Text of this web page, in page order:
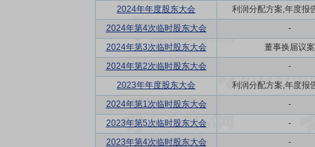
2024年年度股东大会
利润分配方案,年度报
2024年第4次临时股东大会
-
2024年第3次临时股东大会
董事换届议案
2024年第2次临时股东大会
-
2023年年度股东大会
利润分配方案,年度报
2024年第1次临时股东大会
-
2023年第5次临时股东大会
-
2023年第4次临时股东大会
-